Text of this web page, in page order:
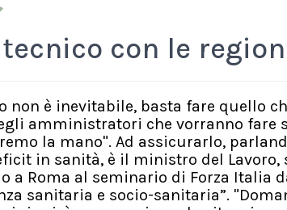
con le
non è inevitabile, basta fare quello
amministratori che vorranno fare
la mano". Ad assicurarlo,
in sanità, è il ministro del Lavoro,
a Roma al seminario di Forza Italia
sanitaria e socio-sanitaria”.